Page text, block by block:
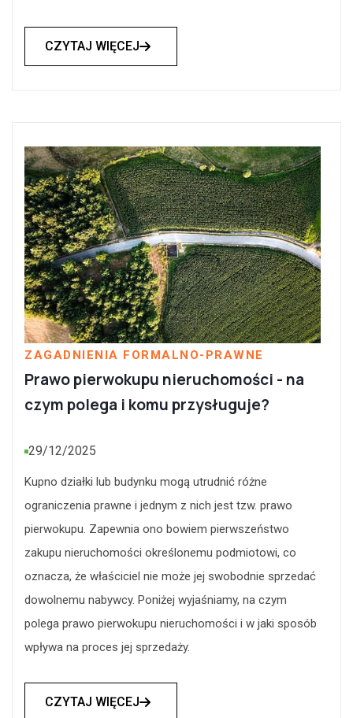
CZYTAJ WIĘCEJ
ZAGADNIENIA FORMALNO-PRAWNE
Prawo pierwokupu nieruchomości - na
czym polega i komu przysługuje?
29/12/2025
Kupno działki lub budynku mogą utrudnić różne
ograniczenia prawne i jednym z nich jest tzw. prawo
pierwokupu. Zapewnia ono bowiem pierwszeństwo
zakupu nieruchomości określonemu podmiotowi, co
oznacza, że właściciel nie może jej swobodnie sprzedać
dowolnemu nabywcy. Poniżej wyjaśniamy, na czym
polega prawo pierwokupu nieruchomości i w jaki sposób
wpływa na proces jej sprzedaży.
CZYTAJ WIĘCEJ